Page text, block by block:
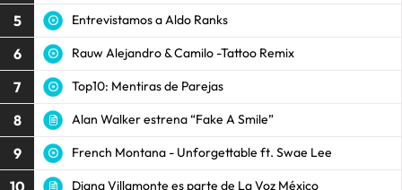
5 Entrevistamos a Aldo Ranks
6 Rauw Alejandro & Camilo -Tattoo Remix
7 Top10: Mentiras de Parejas
8 Alan Walker estrena “Fake A Smile”
9 French Montana - Unforgettable ft. Swae Lee
10 Diana Villamonte es parte de La Voz México